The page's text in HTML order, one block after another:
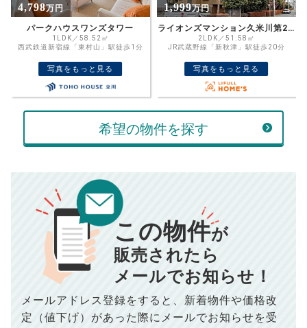
住宅ローン
金利
%
ボーナス
返済金額
万円
万円
返済シミュレーション計算結果
毎月の支払額 834
年間の支払額 10,005 円
総支払額 100,050 円
資金計画のために査定額や希望売却価
格を入力して活用するのもおすすめ◎
売却価格
計算する
00万円
■仲介手数料／ 00万円
■売買契約書印紙／ 0
■抵当権抹消費用／0万円
※購入価格よりも売却価格が高い場合、譲渡所得税が発生する
場合がございます。詳しくは最寄りの税務署などにご確認く
※シミュレーター結果はあくまでも概算であり、手残り金額を
保証するものではございません。
※上記売却費用には、住所変更登記の費用、引っ越し費用、住
1,999万円
2LDK／51.58㎡
JR武蔵野線「新秋津」駅徒歩20分
写真をもっと見る
2,880万円
ウエリス武蔵野富士見町
3LDK／70.17㎡
西武拝島線「小川」駅徒歩15分
写真をもっと見る
希望の物件を探す
この物件が
販売されたら
メールでお知らせ！
メールアドレス登録をすると、 新着物件や価格改
定（値下げ）があった際に メールでお知らせを受